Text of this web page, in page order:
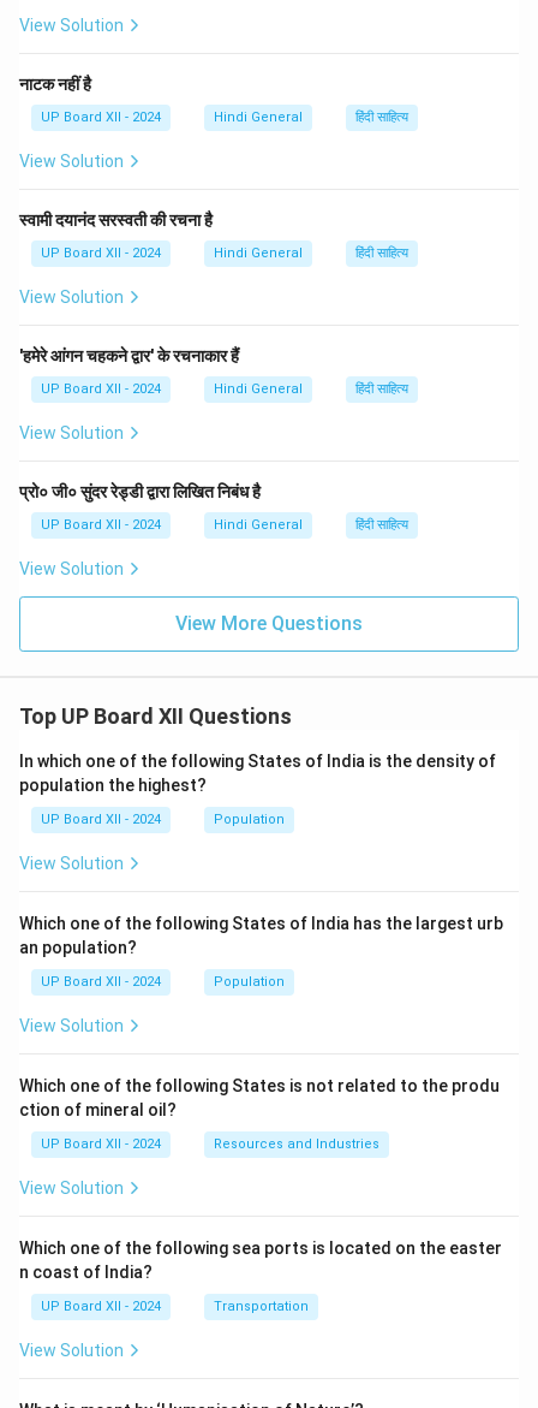
View Solution
नाटक नहीं है
UP Board XII - 2024 Hindi General हिंदी साहित्य
View Solution
स्वामी दयानंद सरस्वती की रचना है
UP Board XII - 2024 Hindi General हिंदी साहित्य
View Solution
'हमेरे आंगन चहकने द्वार' के रचनाकार हैं
UP Board XII - 2024 Hindi General हिंदी साहित्य
View Solution
प्रो० जी० सुंदर रेड्डी द्वारा लिखित निबंध है
UP Board XII - 2024 Hindi General हिंदी साहित्य
View Solution
View More Questions
Top UP Board XII Questions
In which one of the following States of India is the density of
population the highest?
UP Board XII - 2024 Population
View Solution
Which one of the following States of India has the largest urb
an population?
UP Board XII - 2024 Population
View Solution
Which one of the following States is not related to the produ
ction of mineral oil?
UP Board XII - 2024 Resources and Industries
View Solution
Which one of the following sea ports is located on the easter
n coast of India?
UP Board XII - 2024 Transportation
View Solution